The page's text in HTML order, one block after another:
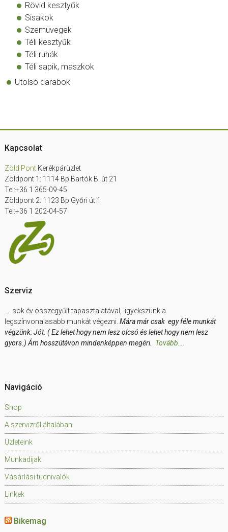
Rövid kesztyűk
Sisakok
Szemüvegek
Téli kesztyűk
Téli ruhák
Téli sapik, maszkok
Utolsó darabok
Footer
Kapcsolat
Zöld PontKerékpárüzlet
Zöldpont 1: 1114 Bp Bartók B. út 21
Tel:+36 1 365-09-45
Zöldpont 2: 1123 Bp Győri út 1
Tel:+36 1 202-04-57
Szerviz
… sok év összegyűlt tapasztalatával, igyekszünk a
legszínvonalasabb munkát végezni. Mára már csak egy féle munkát
végzünk: Jót. ( Ez lehet hogy nem lesz olcsó és lehet hogy nem lesz
gyors.) Ám hosszútávon mindenképpen megéri. Tovább….
Navigáció
Shop
A szervizről általában
Üzleteink
Munkadíjak
Vásárlási tudnivalók
Linkek
Bikemag